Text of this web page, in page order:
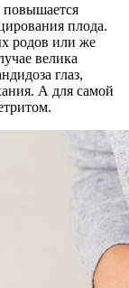
плода.
родов или же
велика
глаз,
А для самой